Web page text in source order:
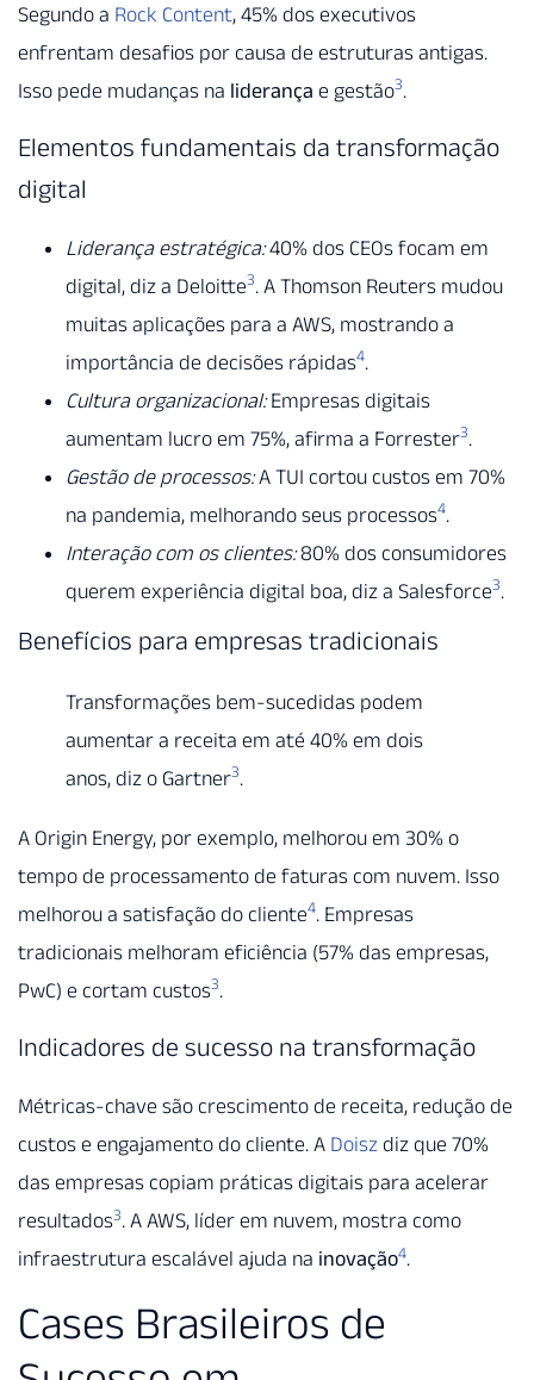
Segundo a Rock Content, 45% dos executivos
enfrentam desafios por causa de estruturas antigas.
Isso pede mudanças na liderança e gestão3.
Elementos fundamentais da transformação
digital
Liderança estratégica:40% dos CEOs focam em
digital, diz a Deloitte3. A Thomson Reuters mudou
muitas aplicações para a AWS, mostrando a
importância de decisões rápidas4.
Cultura organizacional:Empresas digitais
aumentam lucro em 75%, afirma a Forrester3.
Gestão de processos:A TUI cortou custos em 70%
na pandemia, melhorando seus processos4.
Interação com os clientes:80% dos consumidores
querem experiência digital boa, diz a Salesforce3.
Benefícios para empresas tradicionais
Transformações bem-sucedidas podem
aumentar a receita em até 40% em dois
anos, diz o Gartner3.
A Origin Energy, por exemplo, melhorou em 30% o
tempo de processamento de faturas com nuvem. Isso
melhorou a satisfação do cliente4. Empresas
tradicionais melhoram eficiência (57% das empresas,
PwC) e cortam custos3.
Indicadores de sucesso na transformação
Métricas-chave são crescimento de receita, redução de
custos e engajamento do cliente. A Doisz diz que 70%
das empresas copiam práticas digitais para acelerar
resultados3. A AWS, líder em nuvem, mostra como
infraestrutura escalável ajuda na inovação4.
Cases Brasileiros de